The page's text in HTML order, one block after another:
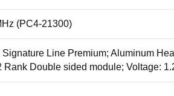
(PC4-21300)
Signature Line Premium; Aluminum
Rank Double sided module; Voltage: